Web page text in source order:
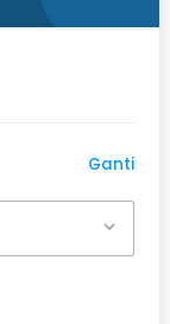
Ganti